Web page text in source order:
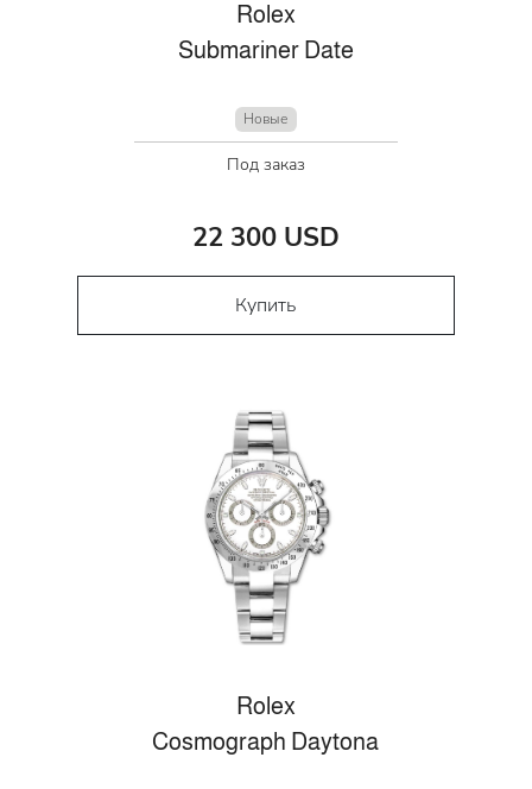
Rolex
Submariner Date
Новые
Под заказ
22 300 USD
Купить
Rolex
Cosmograph Daytona